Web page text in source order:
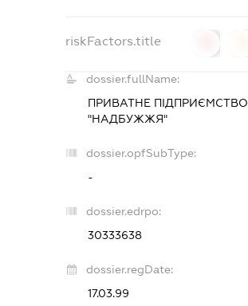
riskFactors.title
dossier.fullName:
ПРИВАТНЕ ПІДПРИЄМСТВО
"НАДБУЖЖЯ"
dossier.opfSubType:
-
dossier.edrpo:
30333638
dossier.regDate:
17.03.99